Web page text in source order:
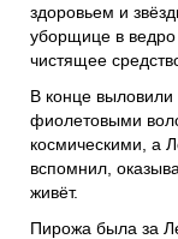
здоровьем и
уборщице в
чистящее
В конце
фиолетовыми
космическими, а
вспомнил,
живёт.
Пирожа была за